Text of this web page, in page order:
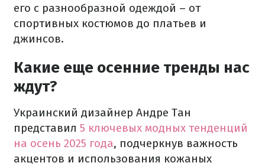
его с разнообразной одеждой – от
спортивных костюмов до платьев и
джинсов.
Какие еще осенние тренды нас
ждут?
Украинский дизайнер Андре Тан
представил 5 ключевых модных тенденций
на осень 2025 года, подчеркнув важность
акцентов и использования кожаных